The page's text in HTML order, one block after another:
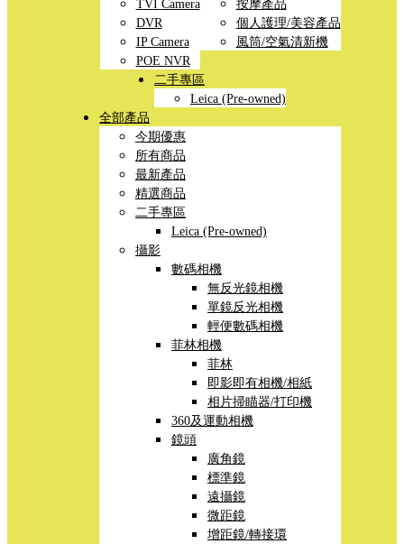
TVI Camera
DVR
IP Camera
POE NVR
按摩產品
個人護理/美容產品
風筒/空氣清新機
二手專區
Leica (Pre-owned)
全部產品
今期優惠
所有商品
最新產品
精選商品
二手專區
Leica (Pre-owned)
攝影
數碼相機
無反光鏡相機
單鏡反光相機
輕便數碼相機
菲林相機
菲林
即影即有相機/相紙
相片掃瞄器/打印機
360及運動相機
鏡頭
廣角鏡
標準鏡
遠攝鏡
微距鏡
增距鏡/轉接環